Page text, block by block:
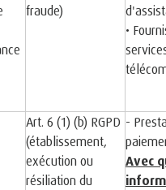
fraude)
•
Art. 6 (1) (b) RGPD
(établissement,
exécution ou
résiliation du
-
Avec